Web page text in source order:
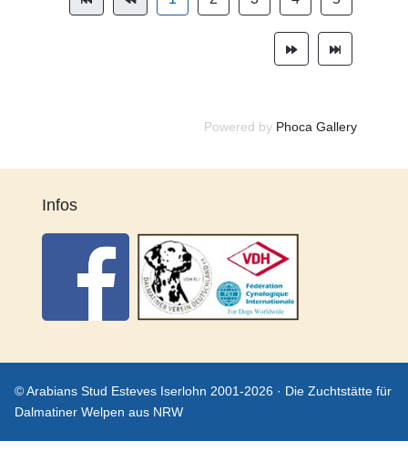
Powered by Phoca Gallery
Infos
© Arabians Stud Esteves Iserlohn 2001-2026 · Die Zuchtstätte für
Dalmatiner Welpen aus NRW